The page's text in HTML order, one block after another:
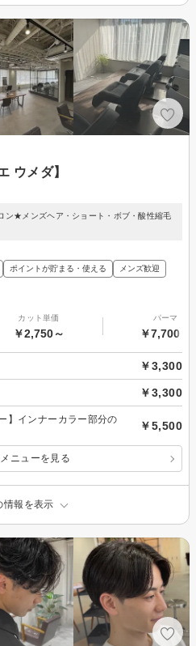
ウメダ】
ン★メンズヘア・ショート・ボブ・酸性縮毛
ポイントが貯まる・使える メンズ歓迎
カット単価
￥2,750～
パーマ
￥7,700～
￥3,300
￥3,300
】インナーカラー部分の
￥5,500
ニューを見る
情報を表示